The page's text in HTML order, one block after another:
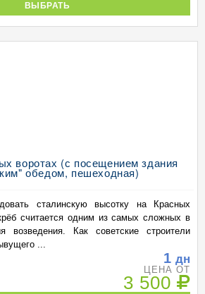
ВЫБРАТЬ
воротах (с посещением здания
обедом, пешеходная)
сталинскую высотку на Красных
считается одним из самых сложных в
возведения. Как советские строители
...
1 дн
ЦЕНА ОТ
3 500